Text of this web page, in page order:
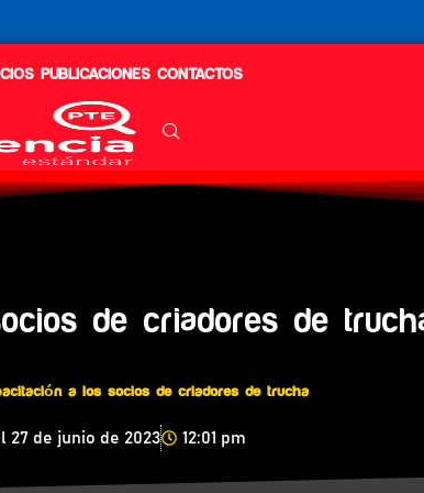
PUBLICACIONES CONTACTOS
de criadores de
a los socios de criadores de trucha
27 de junio de 2023 12:01 pm